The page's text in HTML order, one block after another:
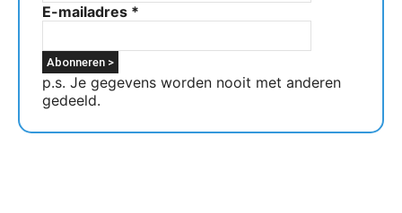
E-mailadres *
p.s. Je gegevens worden nooit met anderen
gedeeld.